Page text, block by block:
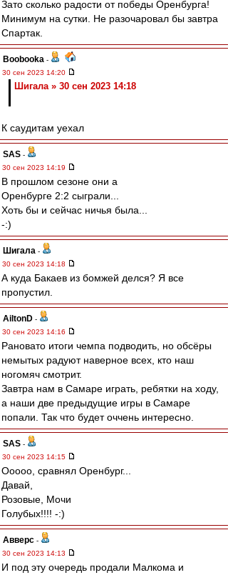
Зато сколько радости от победы Оренбурга!
Минимум на сутки. Не разочаровал бы завтра
Спартак.
Boobooka -
30 сен 2023 14:20
Шигала » 30 сен 2023 14:18
К саудитам уехал
SAS -
30 сен 2023 14:19
В прошлом сезоне они а
Оренбурге 2:2 сыграли...
Хоть бы и сейчас ничья была...
-:)
Шигала -
30 сен 2023 14:18
А куда Бакаев из бомжей делся? Я все
пропустил.
AiltonD -
30 сен 2023 14:16
Рановато итоги чемпа подводить, но обсёры
немытых радуют наверное всех, кто наш
ногомяч смотрит.
Завтра нам в Самаре играть, ребятки на ходу,
а наши две предыдущие игры в Самаре
попали. Так что будет оччень интересно.
SAS -
30 сен 2023 14:15
Ооооо, сравнял Оренбург...
Давай,
Розовые, Мочи
Голубых!!!! -:)
Авверс -
30 сен 2023 14:13
И под эту очередь продали Малкома и